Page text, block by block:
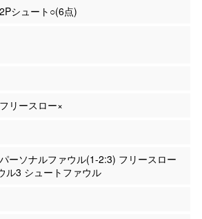
シュート○(6点)
リースロー×
ーソナルファウル(1-2:3) フリースロー
ル3 シュートファウル